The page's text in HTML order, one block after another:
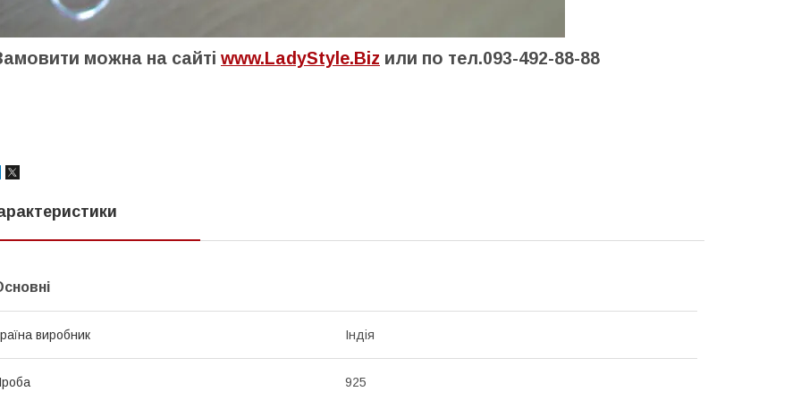
можна на сайті www.LadyStyle.Biz или по тел.093-492-88-88
виробник Індія
925